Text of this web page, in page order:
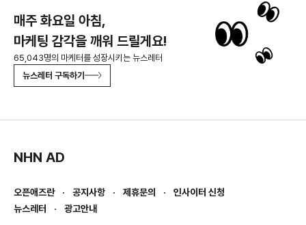
매주 화요일 아침,
마케팅 감각을 깨워 드릴게요!
65,043명의 마케터를 성장시키는 뉴스레터
뉴스레터 구독하기
NHN AD
오픈애즈란 공지사항 제휴문의
인사이터 신청
뉴스레터
광고안내